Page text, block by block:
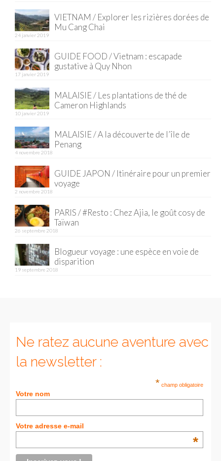
VIETNAM / Explorer les rizières dorées de
Mu Cang Chai
24 janvier 2019
GUIDE FOOD / Vietnam : escapade
gustative à Quy Nhon
17 janvier 2019
MALAISIE / Les plantations de thé de
Cameron Highlands
10 janvier 2019
MALAISIE / A la découverte de l’île de
Penang
4 novembre 2018
GUIDE JAPON / Itinéraire pour un premier
voyage
2 novembre 2018
PARIS / #Resto : Chez Ajia, le goût cosy de
Taïwan
26 septembre 2018
Blogueur voyage : une espèce en voie de
disparition
19 septembre 2018
Ne ratez aucune aventure avec
la newsletter :
* champ obligatoire
Votre nom
Votre adresse e-mail
*